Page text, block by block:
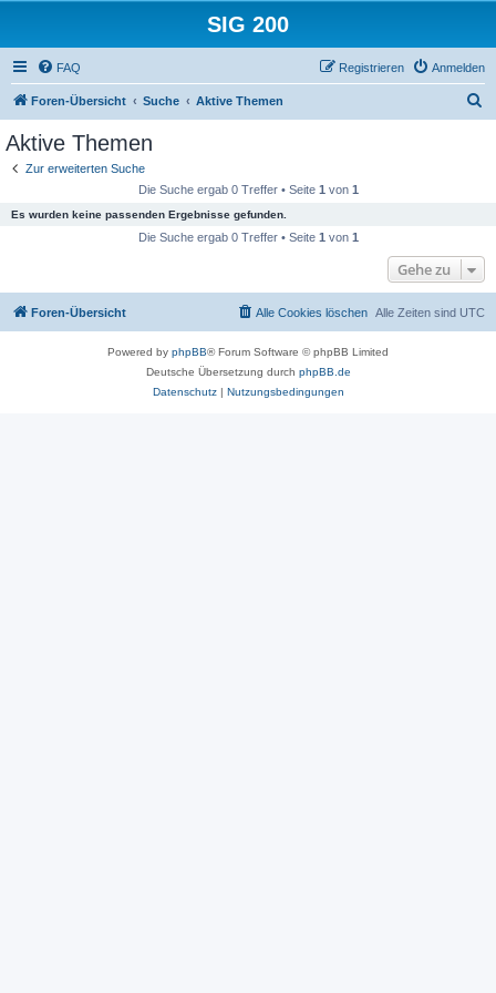
SIG 200
FAQ Anmelden
Registrieren
Foren-Übersicht Suche Aktive Themen
Aktive Themen
Zur erweiterten Suche
Die Suche ergab 0 Treffer • Seite 1 von 1
Es wurden keine passenden Ergebnisse gefunden.
Die Suche ergab 0 Treffer • Seite 1 von 1
Gehe zu
Foren-Übersicht Alle Zeiten sind UTC
Alle Cookies löschen
Powered by phpBB® Forum Software © phpBB Limited
Deutsche Übersetzung durch phpBB.de
Datenschutz| Nutzungsbedingungen